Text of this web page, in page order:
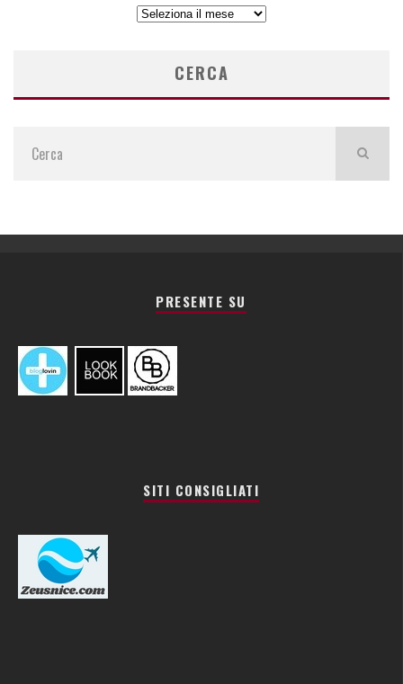
ARCHIVIO
CERCA
PRESENTE SU
SITI CONSIGLIATI